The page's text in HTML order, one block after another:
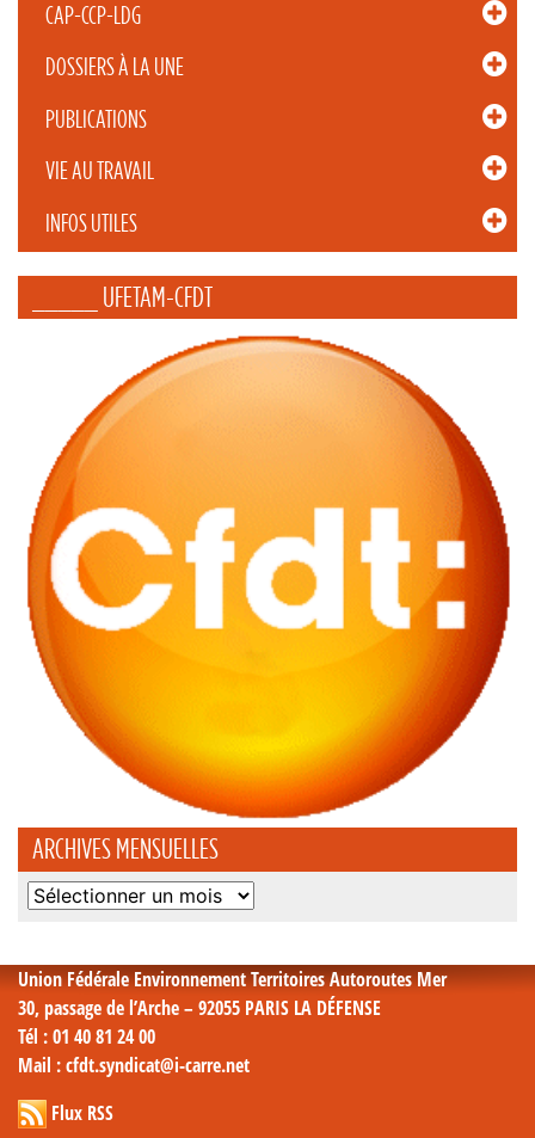
CAP-CCP-LDG
DOSSIERS À LA UNE
PUBLICATIONS
VIE AU TRAVAIL
INFOS UTILES
_____ UFETAM-CFDT
ARCHIVES MENSUELLES
Archives
Union Fédérale Environnement Territoires Autoroutes Mer
30, passage de l’Arche – 92055 PARIS LA DÉFENSE
Tél : 01 40 81 24 00
Mail : cfdt.syndicat@i-carre.net
Flux RSS